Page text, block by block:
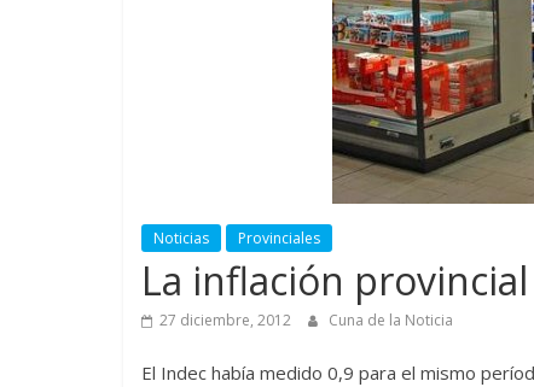
Noticias Provinciales
La inflación
27 diciembre, 2012 Cuna de la Noticia
El Indec había medido 0,9 para el mismo